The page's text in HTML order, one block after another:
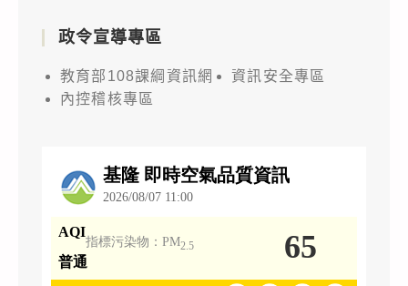
政令宣導專區
教育部108課綱資訊網
資訊安全專區
內控稽核專區